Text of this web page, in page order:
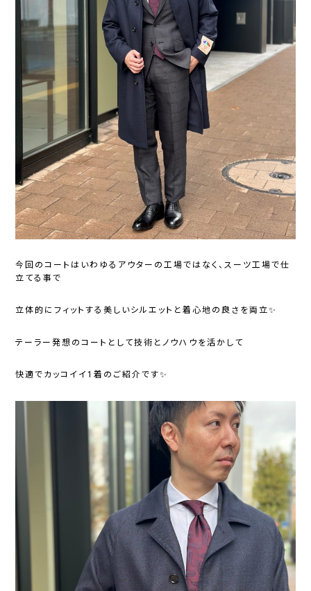
今回のコートはいわゆるアウターの工場ではなく、スーツ工場で仕
立てる事で
立体的にフィットする美しいシルエットと着心地の良さを両立✨
テーラー発想のコートとして技術とノウハウを活かして
快適でカッコイイ1着のご紹介です✨